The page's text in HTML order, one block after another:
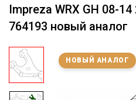
Impreza WRX GH 08-
764193 новый аналог
НОВЫЙ АНАЛОГ